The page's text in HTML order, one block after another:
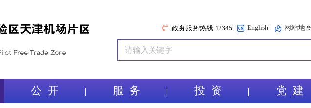
政务服务热线 12345 English 网站地图
公 开 服 务 投 资 党 建